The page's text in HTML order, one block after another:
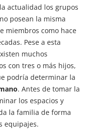
actualidad los grupos
posean la misma
miembros como hace
Pese a esta
muchos
con tres o más hijos,
podría determinar la
. Antes de tomar la
los espacios y
la familia de forma
equipajes.